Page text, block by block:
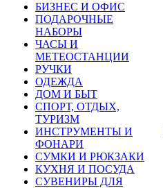
БИЗНЕС И ОФИС
ПОДАРОЧНЫЕ
НАБОРЫ
ЧАСЫ И
МЕТЕОСТАНЦИИ
РУЧКИ
ОДЕЖДА
ДОМ И БЫТ
СПОРТ, ОТДЫХ,
ТУРИЗМ
ИНСТРУМЕНТЫ И
ФОНАРИ
СУМКИ И РЮКЗАКИ
КУХНЯ И ПОСУДА
СУВЕНИРЫ ДЛЯ